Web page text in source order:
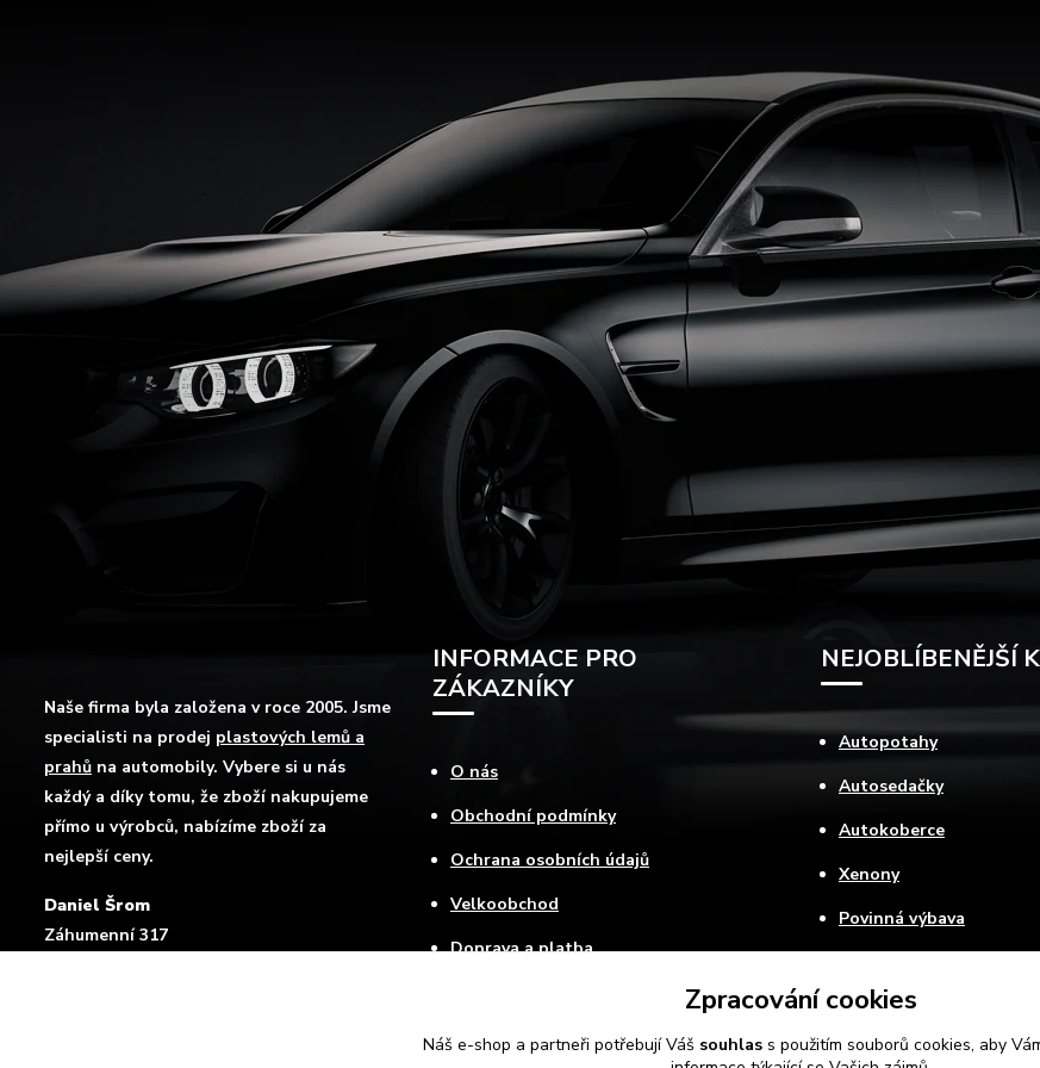
Naše firma byla založena v roce 2005. Jsme
specialisti na prodej plastových lemů a
prahů na automobily. Vybere si u nás
každý a díky tomu, že zboží nakupujeme
přímo u výrobců, nabízíme zboží za
nejlepší ceny.
Daniel Šrom
Záhumenní 317
INFORMACE PRO
ZÁKAZNÍKY
O nás
Obchodní podmínky
Ochrana osobních údajů
Velkoobchod
Doprava a platba
Kontakty
NEJOBLÍBENĚJŠÍ
Autopotahy
Autosedačky
Autokoberce
Xenony
Povinná výbava
Zpracování cookies
Náš e-shop a partneři potřebují Váš souhlass použitím souborů cookies, aby